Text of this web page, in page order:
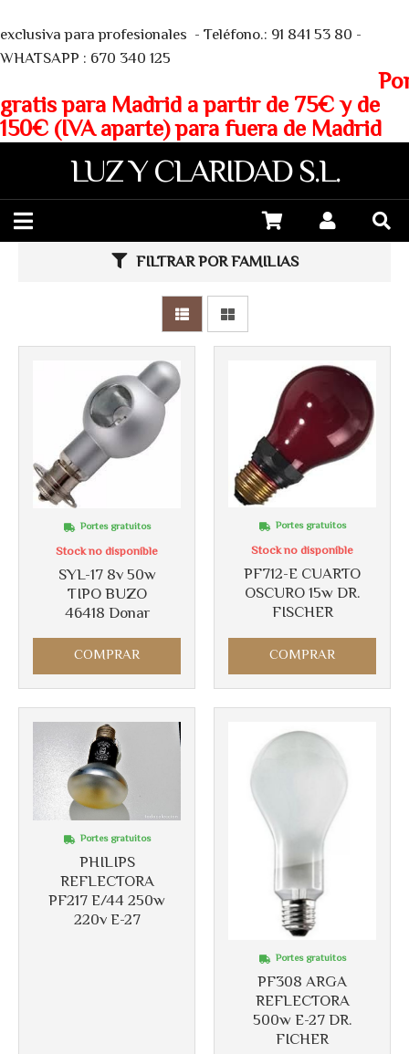
exclusiva para profesionales - Teléfono.: 91 841 53 80 -
WHATSAPP : 670 340 125
gratis para Madrid a partir de 75€ y de
150€ (IVA aparte) para fuera de Madrid
LUZ Y CLARIDAD S.L.
FILTRAR POR FAMILIAS
SYL-17 8v 50w
TIPO BUZO
46418 Donar
Portes gratuitos
Stock no disponible
COMPRAR
PF712-E CUARTO
OSCURO 15w DR.
FISCHER
Portes gratuitos
Stock no disponible
COMPRAR
PHILIPS
REFLECTORA
PF217 E/44 250w
220v E-27
Portes gratuitos
PF308 ARGA
REFLECTORA
500w E-27 DR.
FICHER
Portes gratuitos
Más info
Más info